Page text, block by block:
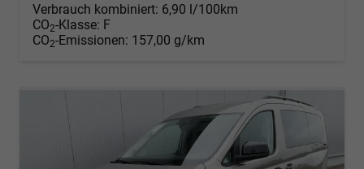
Verbrauch kombiniert: 6,90 l/100km
CO2-Klasse: F
CO2-Emissionen: 157,00 g/km